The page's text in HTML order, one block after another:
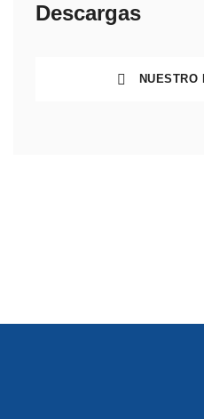
Descargas
NUESTRO